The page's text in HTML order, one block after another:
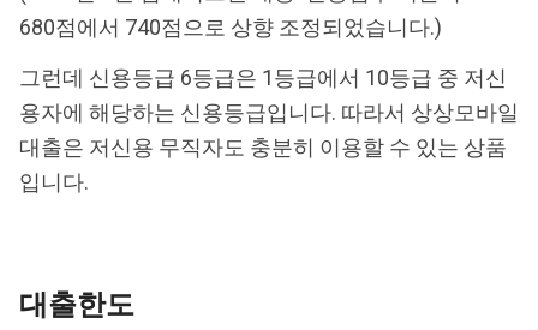
680점에서 740점으로 상향 조정되었습니다.)
그런데 신용등급 6등급은 1등급에서 10등급 중 저신
용자에 해당하는 신용등급입니다. 따라서 상상모바일
대출은 저신용 무직자도 충분히 이용할 수 있는 상품
입니다.
대출한도